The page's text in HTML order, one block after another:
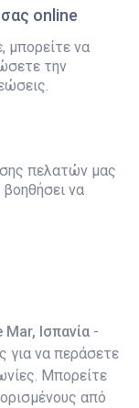
online
μπορείτε να
την
πελατών μας
βοηθήσει να
Ισπανία -
για να περάσετε
Μπορείτε
από